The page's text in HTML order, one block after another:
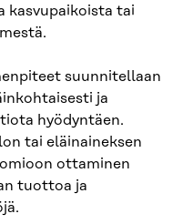
kasvupaikoista tai
suunnitellaan
ja
hyödyntäen.
tai eläinaineksen
ottaminen
tuottoa ja